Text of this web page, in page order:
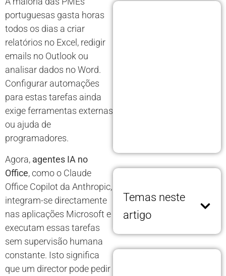
portuguesas gasta horas
todos os dias a criar
relatórios no Excel, redigir
emails no Outlook ou
analisar dados no Word.
Configurar automações
para estas tarefas ainda
exige ferramentas externas
ou ajuda de
programadores.
Agora, agentes IA no
Office, como o Claude
Office Copilot da Anthropic,
integram-se directamente
nas aplicações Microsoft e
executam essas tarefas
sem supervisão humana
constante. Isto significa
que um director pode pedir
Temas neste
artigo